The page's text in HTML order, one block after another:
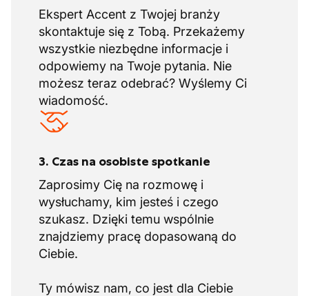
Ekspert Accent z Twojej branży
skontaktuje się z Tobą. Przekażemy
wszystkie niezbędne informacje i
odpowiemy na Twoje pytania. Nie
możesz teraz odebrać? Wyślemy Ci
wiadomość.
3. Czas na osobiste spotkanie
Zaprosimy Cię na rozmowę i
wysłuchamy, kim jesteś i czego
szukasz. Dzięki temu wspólnie
znajdziemy pracę dopasowaną do
Ciebie.
Ty mówisz nam, co jest dla Ciebie